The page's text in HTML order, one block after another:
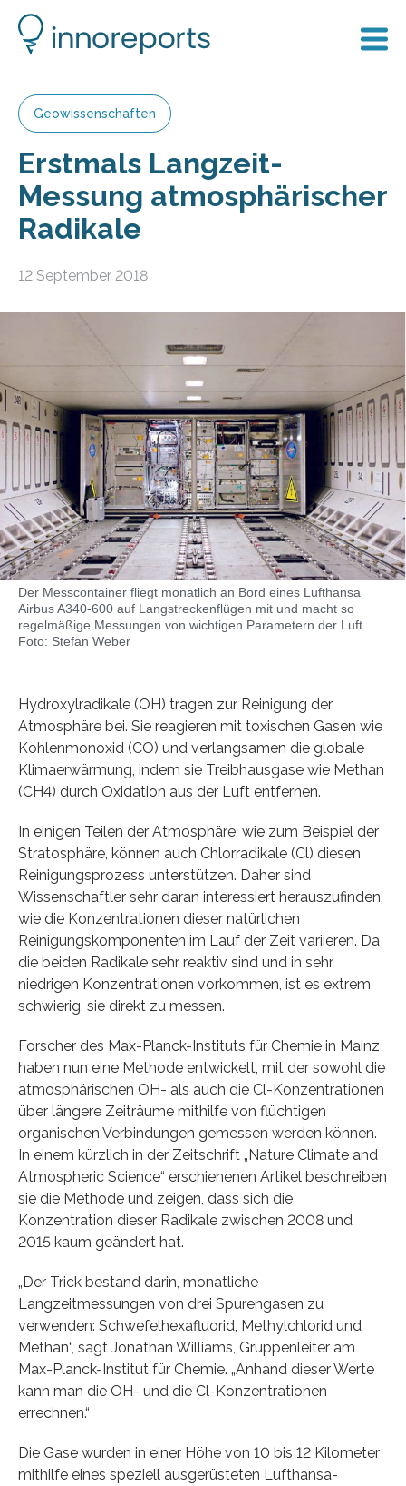
Geowissenschaften
Erstmals Langzeit-
Messung atmosphärischer
Radikale
12 September 2018
Der Messcontainer fliegt monatlich an Bord eines Lufthansa
Airbus A340-600 auf Langstreckenflügen mit und macht so
regelmäßige Messungen von wichtigen Parametern der Luft.
Foto: Stefan Weber
Hydroxylradikale (OH) tragen zur Reinigung der
Atmosphäre bei. Sie reagieren mit toxischen Gasen wie
Kohlenmonoxid (CO) und verlangsamen die globale
Klimaerwärmung, indem sie Treibhausgase wie Methan
(CH4) durch Oxidation aus der Luft entfernen.
In einigen Teilen der Atmosphäre, wie zum Beispiel der
Stratosphäre, können auch Chlorradikale (Cl) diesen
Reinigungsprozess unterstützen. Daher sind
Wissenschaftler sehr daran interessiert herauszufinden,
wie die Konzentrationen dieser natürlichen
Reinigungskomponenten im Lauf der Zeit variieren. Da
die beiden Radikale sehr reaktiv sind und in sehr
niedrigen Konzentrationen vorkommen, ist es extrem
schwierig, sie direkt zu messen.
Forscher des Max-Planck-Instituts für Chemie in Mainz
haben nun eine Methode entwickelt, mit der sowohl die
atmosphärischen OH- als auch die Cl-Konzentrationen
über längere Zeiträume mithilfe von flüchtigen
organischen Verbindungen gemessen werden können.
In einem kürzlich in der Zeitschrift „Nature Climate and
Atmospheric Science“ erschienenen Artikel beschreiben
sie die Methode und zeigen, dass sich die
Konzentration dieser Radikale zwischen 2008 und
2015 kaum geändert hat.
„Der Trick bestand darin, monatliche
Langzeitmessungen von drei Spurengasen zu
verwenden: Schwefelhexafluorid, Methylchlorid und
Methan“, sagt Jonathan Williams, Gruppenleiter am
Max-Planck-Institut für Chemie. „Anhand dieser Werte
kann man die OH- und die Cl-Konzentrationen
errechnen.“
Die Gase wurden in einer Höhe von 10 bis 12 Kilometer
mithilfe eines speziell ausgerüsteten Lufthansa-